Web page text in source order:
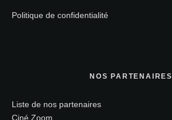
Politique de confidentialité
NOS PARTENAIRES
Liste de nos partenaires
Ciné Zoom